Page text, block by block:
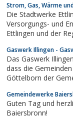
Strom, Gas, Wärme
Die Stadtwerke
Versorgungs- und
Ettlingen und der
Gaswerk Illingen -
Das Gaswerk
dass die Gemeinden Illingen,
Göttelborn der
Angebot von
Gemeindewerke
Guten Tag und
Baiersbronn!